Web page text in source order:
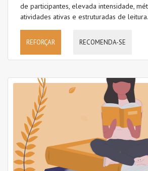
de participantes, elevada intensidade,
atividades ativas e estruturadas de leitura.
REFORÇAR RECOMENDA-SE